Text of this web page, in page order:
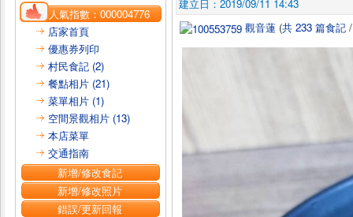
人氣指數：000004776
店家首頁
優惠券列印
村民食記 (2)
餐點相片 (21)
菜單相片 (1)
空間景觀相片 (13)
本店菜單
交通指南
新增/修改食記
新增/修改照片
錯誤/更新回報
建立日：2019/09/11 14:43
觀音蓮 (共 233 篇食記